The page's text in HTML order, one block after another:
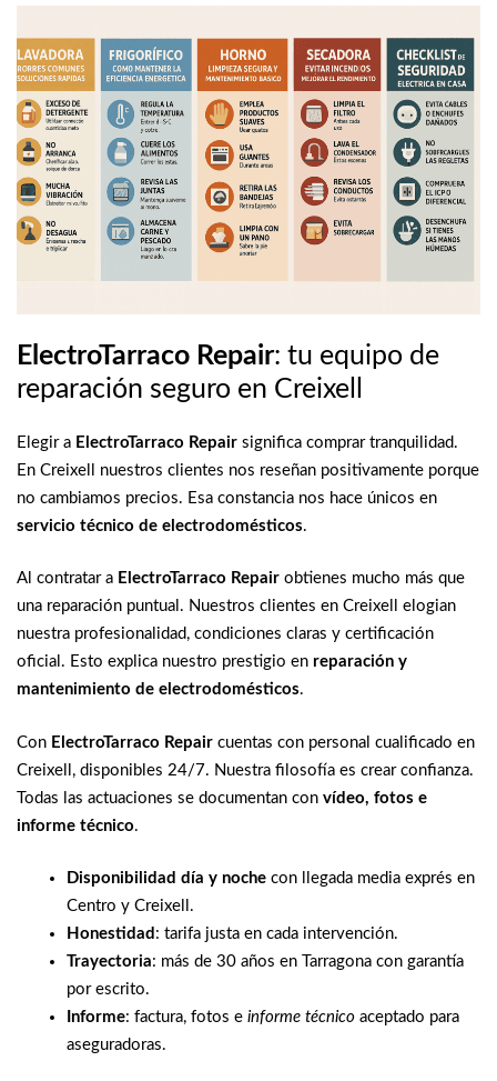
ElectroTarraco Repair: tu equipo de
reparación seguro en Creixell
Elegir a ElectroTarraco Repair significa comprar tranquilidad.
En Creixell nuestros clientes nos reseñan positivamente porque
no cambiamos precios. Esa constancia nos hace únicos en
servicio técnico de electrodomésticos.
Al contratar a ElectroTarraco Repair obtienes mucho más que
una reparación puntual. Nuestros clientes en Creixell elogian
nuestra profesionalidad, condiciones claras y certificación
oficial. Esto explica nuestro prestigio en reparación y
mantenimiento de electrodomésticos.
Con ElectroTarraco Repair cuentas con personal cualificado en
Creixell, disponibles 24/7. Nuestra filosofía es crear confianza.
Todas las actuaciones se documentan con vídeo, fotos e
informe técnico.
Disponibilidad día y noche con llegada media exprés en
Centro y Creixell.
Honestidad : tarifa justa en cada intervención.
Trayectoria: más de 30 años en Tarragona con garantía
por escrito.
Informe: factura, fotos e informe técnico aceptado para
aseguradoras.